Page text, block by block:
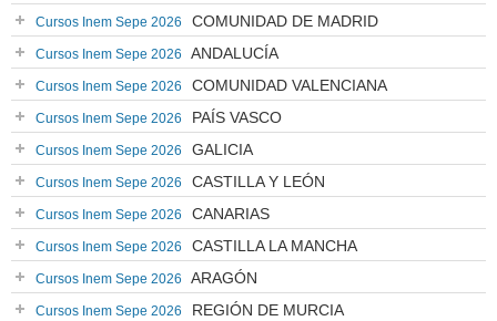
Cursos Inem Sepe 2026 COMUNIDAD DE MADRID
Cursos Inem Sepe 2026 ANDALUCÍA
Cursos Inem Sepe 2026 COMUNIDAD VALENCIANA
Cursos Inem Sepe 2026 PAÍS VASCO
Cursos Inem Sepe 2026 GALICIA
Cursos Inem Sepe 2026 CASTILLA Y LEÓN
Cursos Inem Sepe 2026 CANARIAS
Cursos Inem Sepe 2026 CASTILLA LA MANCHA
Cursos Inem Sepe 2026 ARAGÓN
Cursos Inem Sepe 2026 REGIÓN DE MURCIA